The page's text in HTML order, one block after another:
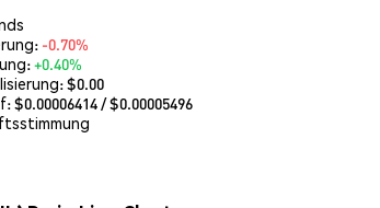
-0.70%
+0.40%
$0.00
$0.00006414/ $0.00005496